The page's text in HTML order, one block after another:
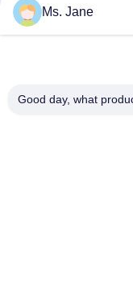
Alle blauwe kleur
Chipboard Card Stock
Lichtblauwe
Ms. Jane
Good day, what